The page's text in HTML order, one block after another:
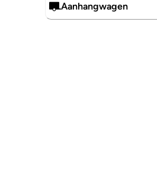
Aanhangwagen